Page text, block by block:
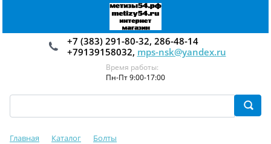
+7 (383) 291-80-32, 286-48-14
+79139158032, mps-nsk@yandex.ru
Время работы:
Пн-Пт 9:00-17:00
Главная Каталог
Болты